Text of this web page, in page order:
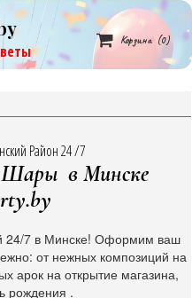
 Корзина (0)
Район 24 /7
Шары в Минске
24/7 в Минске! Оформим ваш
от нежных композиций на
арок на открытие магазина,
рождения .